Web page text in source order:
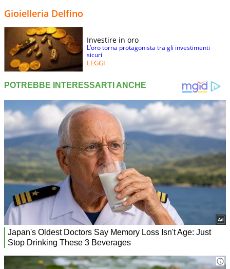
Gioielleria Delfino
Investire in oro
L’oro torna protagonista tra gli investimenti
sicuri
LEGGI